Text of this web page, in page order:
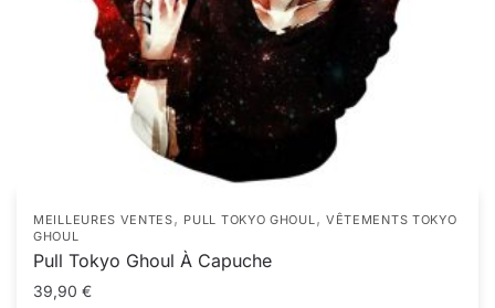
MEILLEURES VENTES, PULL TOKYO GHOUL, VÊTEMENTS TOKYO
GHOUL
Pull Tokyo Ghoul À Capuche
39,90 €